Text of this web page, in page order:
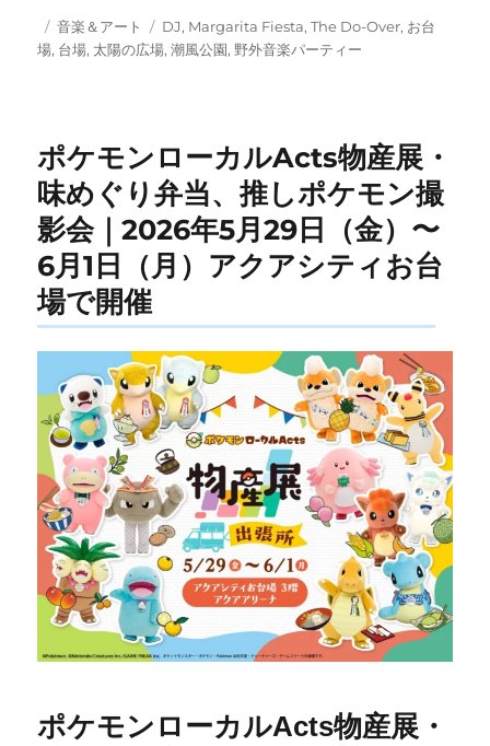
投
稿
カ
テ
音楽＆アート
タ
グ
DJ, Margarita Fiesta,The Do-Over, お台
場, 台場, 太陽の広場,潮風公園, 野外音楽パーティー
ポケモンローカルActs物産展・
味めぐり弁当、推しポケモン撮
影会｜2026年5月29日（金）〜
6月1日（月）アクアシティお台
場で開催
ポケモンローカルActs物産展・